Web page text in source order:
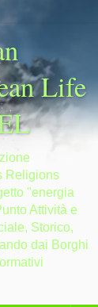
Life
Religions
"energia
Attività e
Storico,
dai Borghi